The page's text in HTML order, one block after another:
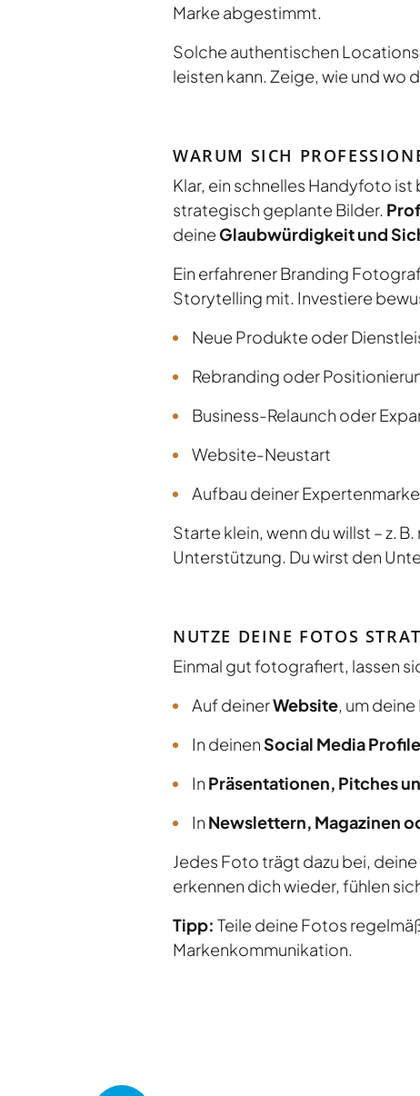
Marke abgestimmt.
Solche authentischen
leisten kann. Zeige, wie und wo
WARUM SICH
Klar, ein schnelles Handyfoto
strategisch geplante Bilder.
deine Glaubwürdigkeit und
Ein erfahrener Branding
Storytelling mit. Investiere
Neue Produkte oder
Rebranding oder
Business-Relaunch oder
Website-Neustart
Aufbau deiner Expertenmarke
Starte klein, wenn du willst – z.
Unterstützung. Du wirst den
NUTZE DEINE FOTOS
Einmal gut fotografiert, lassen
Auf deinerWebsite, um deine
In deinenSocial Media
In Präsentationen, Pitches
In Newslettern, Magazinen
Jedes Foto trägt dazu bei, deine
erkennen dich wieder, fühlen
Tipp: Teile deine Fotos
Markenkommunikation.